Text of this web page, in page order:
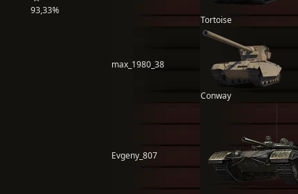
93,33%
Tortoise
max_1980_38
Conway
Evgeny_807